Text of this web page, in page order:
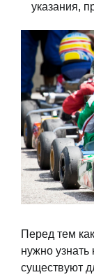
указания,
Перед тем
нужно узнать
существуют